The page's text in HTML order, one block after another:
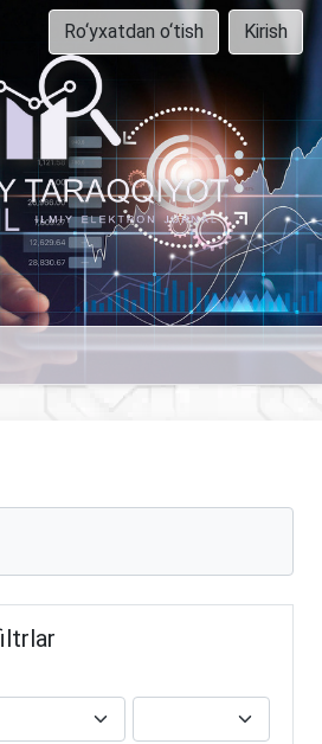
Ro‘yxatdan o‘tish Kirish